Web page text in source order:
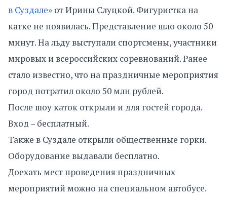
в Суздале» от Ирины Слуцкой. Фигуристка на
катке не появилась. Представление шло около 50
минут. На льду выступали спортсмены, участники
мировых и всероссийских соревнований. Ранее
стало известно, что на праздничные мероприятия
город потратил около 50 млн рублей.
После шоу каток открыли и для гостей города.
Вход – бесплатный.
Также в Суздале открыли общественные горки.
Оборудование выдавали бесплатно.
Доехать мест проведения праздничных
мероприятий можно на специальном автобусе.